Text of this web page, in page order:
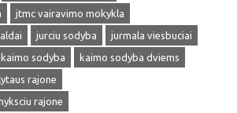
jtmc vairavimo mokykla
jurciu sodyba
jurmala viesbuciai
kaimo sodyba
kaimo sodyba dviems
rajone
rajone